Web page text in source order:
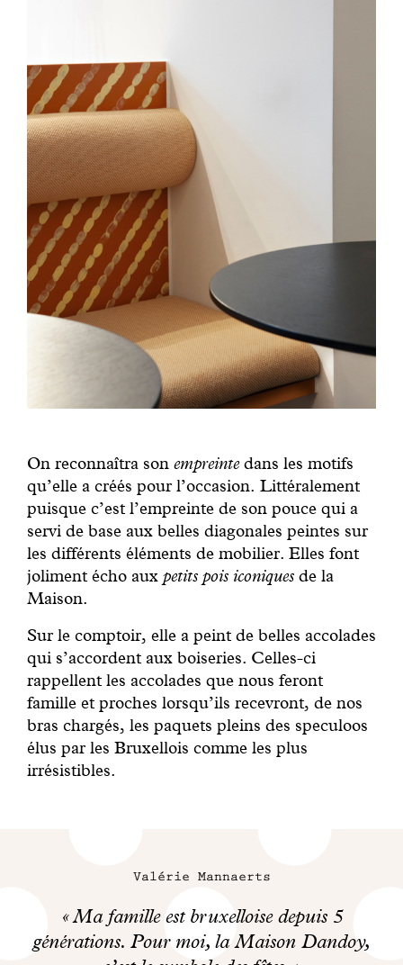
On reconnaîtra sonempreintedans les motifs
qu’elle a créés pour l’occasion. Littéralement
puisque c’est l’empreinte de son pouce qui a
servi de base aux belles diagonales peintes sur
les différents éléments de mobilier. Elles font
joliment écho auxpetits pois iconiquesde la
Maison.
Sur le comptoir, elle a peint de belles accolades
qui s’accordent aux boiseries. Celles-ci
rappellent les accolades que nous feront
famille et proches lorsqu’ils recevront, de nos
bras chargés, les paquets pleins des speculoos
élus par les Bruxellois comme les plus
irrésistibles.
Valérie Mannaerts
Ma famille est bruxelloise depuis 5
générations. Pour moi, la Maison Dandoy,